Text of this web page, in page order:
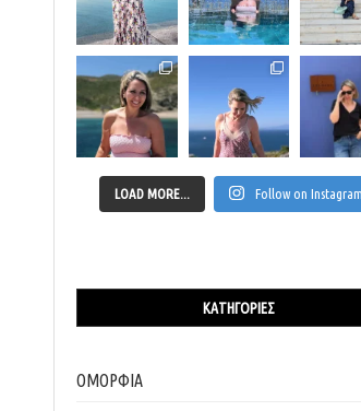
LOAD MORE... Follow on Instagram
ΚΑΤΗΓΟΡΊΕΣ
ΟΜΟΡΦΙΑ